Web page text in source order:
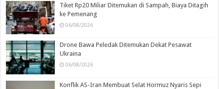
Tiket Rp20 Miliar Ditemukan di Sampah, Biaya Ditagih
ke Pemenang
06/08/2026
Drone Bawa Peledak Ditemukan Dekat Pesawat
Ukraina
06/08/2026
Konflik AS-Iran Membuat Selat Hormuz Nyaris Sepi